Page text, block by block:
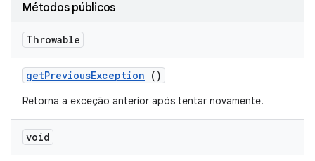
Métodos públicos
Throwable
getPreviousException ()
Retorna a exceção anterior após tentar novamente.
void